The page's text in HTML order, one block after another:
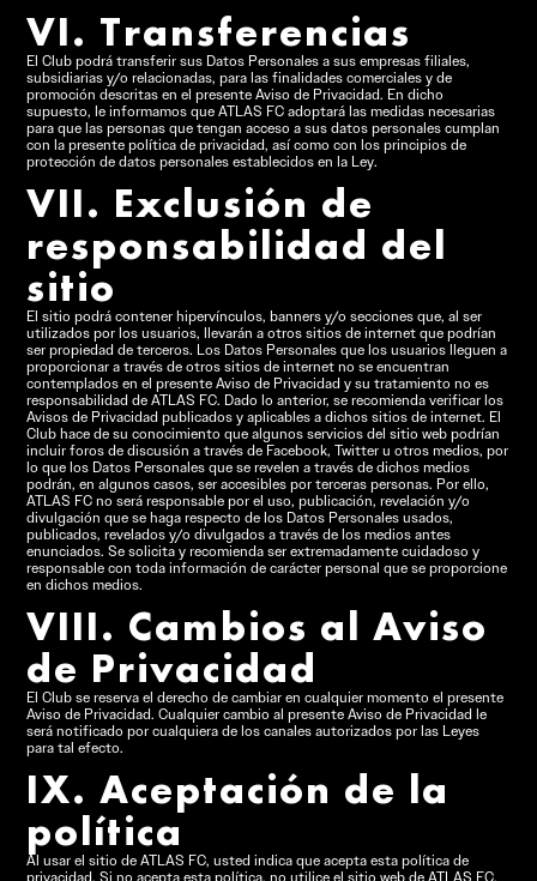
VI. Transferencias
El Club podrá transferir sus Datos Personales a sus empresas filiales,
subsidiarias y/o relacionadas, para las finalidades comerciales y de
promoción descritas en el presente Aviso de Privacidad. En dicho
supuesto, le informamos que ATLAS FC adoptará las medidas necesarias
para que las personas que tengan acceso a sus datos personales cumplan
con la presente política de privacidad, así como con los principios de
protección de datos personales establecidos en la Ley.
VII. Exclusión de
responsabilidad del
sitio
El sitio podrá contener hipervínculos, banners y/o secciones que, al ser
utilizados por los usuarios, llevarán a otros sitios de internet que podrían
ser propiedad de terceros. Los Datos Personales que los usuarios lleguen a
proporcionar a través de otros sitios de internet no se encuentran
contemplados en el presente Aviso de Privacidad y su tratamiento no es
responsabilidad de ATLAS FC. Dado lo anterior, se recomienda verificar los
Avisos de Privacidad publicados y aplicables a dichos sitios de internet. El
Club hace de su conocimiento que algunos servicios del sitio web podrían
incluir foros de discusión a través de Facebook, Twitter u otros medios, por
lo que los Datos Personales que se revelen a través de dichos medios
podrán, en algunos casos, ser accesibles por terceras personas. Por ello,
ATLAS FC no será responsable por el uso, publicación, revelación y/o
divulgación que se haga respecto de los Datos Personales usados,
publicados, revelados y/o divulgados a través de los medios antes
enunciados. Se solicita y recomienda ser extremadamente cuidadoso y
responsable con toda información de carácter personal que se proporcione
en dichos medios.
VIII. Cambios al Aviso
de Privacidad
El Club se reserva el derecho de cambiar en cualquier momento el presente
Aviso de Privacidad. Cualquier cambio al presente Aviso de Privacidad le
será notificado por cualquiera de los canales autorizados por las Leyes
para tal efecto.
IX. Aceptación de la
política
Al usar el sitio de ATLAS FC, usted indica que acepta esta política de
privacidad. Si no acepta esta política, no utilice el sitio web de ATLAS FC.